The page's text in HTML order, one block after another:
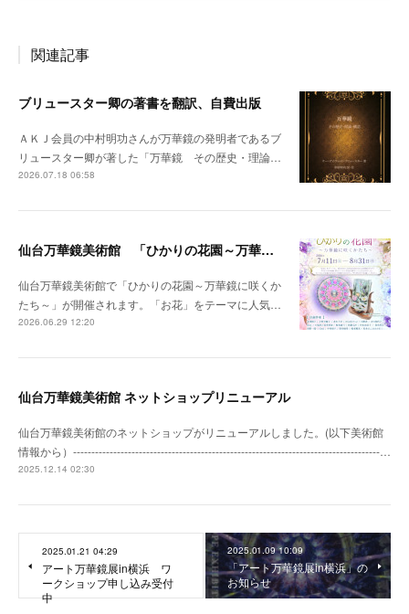
関連記事
ブリュースター卿の著書を翻訳、自費出版
ＡＫＪ会員の中村明功さんが万華鏡の発明者であるブ
リュースター卿が著した「万華鏡 その歴史・理論…
2026.07.18 06:58
仙台万華鏡美術館 「ひかりの花園～万華鏡に咲くかたち～」開催のお知らせ
仙台万華鏡美術館で「ひかりの花園～万華鏡に咲くか
たち～」が開催されます。「お花」をテーマに人気…
2026.06.29 12:20
仙台万華鏡美術館 ネットショップリニューアル
仙台万華鏡美術館のネットショップがリニューアルしました。(以下美術館
情報から）------------------------------------------------------------------------------------…
2025.12.14 02:30
2025.01.21 04:29
アート万華鏡展in横浜 ワ
ークショップ申し込み受付
中
2025.01.09 10:09
「アート万華鏡展in横浜」の
お知らせ